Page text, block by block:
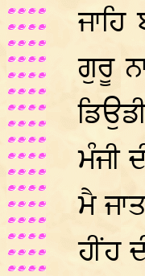
ਗੁਰੂ
ਮੰਜੀ
ਮੈ
ਹੀਂਹ